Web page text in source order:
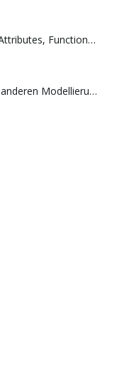
Referencing Dynamic Component Attributes, Functions, HTML Tags, and Operators
Verwenden von SketchUp-Daten mit anderen Modellierungsprogrammen oder Tools